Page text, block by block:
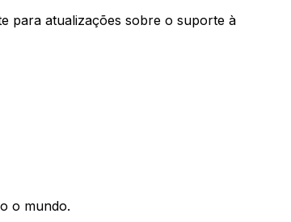
para atualizações sobre o suporte à
o mundo.